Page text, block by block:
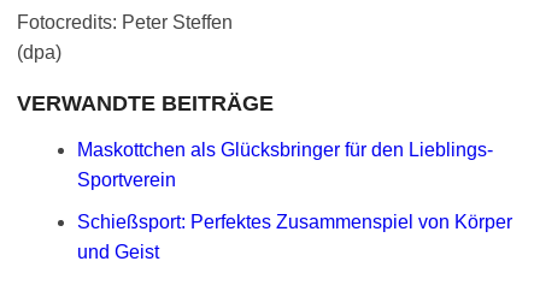
Fotocredits: Peter Steffen
(dpa)
VERWANDTE BEITRÄGE
Maskottchen als Glücksbringer für den Lieblings-
Sportverein
Schießsport: Perfektes Zusammenspiel von Körper
und Geist